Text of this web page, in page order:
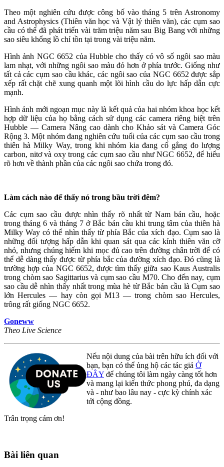
Theo một nghiên cứu được công bố vào tháng 5 trên Astronomy
and Astrophysics (Thiên văn học và Vật lý thiên văn), các cụm sao
cầu có thể đã phát triển vài trăm triệu năm sau Big Bang với những
sao siêu khổng lồ chỉ tồn tại trong vài triệu năm.
Hình ảnh NGC 6652 của Hubble cho thấy có vô số ngôi sao màu
lam nhạt, với những ngôi sao màu đỏ hơn ở phía trước. Giống như
tất cả các cụm sao cầu khác, các ngôi sao của NGC 6652 được sắp
xếp rất chặt chẽ xung quanh một lõi hình cầu do lực hấp dẫn cực
mạnh.
Hình ảnh mới ngoạn mục này là kết quả của hai nhóm khoa học kết
hợp dữ liệu của họ bằng cách sử dụng các camera riêng biệt trên
Hubble — Camera Nâng cao dành cho Khảo sát và Camera Góc
Rộng 3. Một nhóm đang nghiên cứu tuổi của các cụm sao cầu trong
thiên hà Milky Way, trong khi nhóm kia đang cố gắng đo lượng
carbon, nitơ và oxy trong các cụm sao cầu như NGC 6652, để hiểu
rõ hơn về thành phần của các ngôi sao chứa trong đó.
Làm cách nào để thấy nó trong bầu trời đêm?
Các cụm sao cầu được nhìn thấy rõ nhất từ Nam bán cầu, hoặc
trong tháng 6 và tháng 7 ở Bắc bán cầu khi trung tâm của thiên hà
Milky Way có thể nhìn thấy từ phía Bắc của xích đạo. Cụm sao là
những đối tượng hấp dẫn khi quan sát qua các kính thiên văn cỡ
nhỏ, nhưng chúng hiếm khi mọc đủ cao trên đường chân trời để có
thể dễ dàng thấy được từ phía bắc của đường xích đạo. Đó cũng là
trường hợp của NGC 6652, được tìm thấy giữa sao Kaus Australis
trong chòm sao Sagittarius và cụm sao cầu M70. Cho đến nay, cụm
sao cầu dễ nhìn thấy nhất trong mùa hè từ Bắc bán cầu là Cụm sao
lớn Hercules — hay còn gọi M13 — trong chòm sao Hercules,
trông rất giống NGC 6652.
Goneww
Theo Live Science
Nếu nội dung của bài trên hữu ích đối với
bạn, bạn có thể ủng hộ các tác giả Ở
ĐÂY để chúng tôi làm ngày càng tốt hơn
và mang lại kiến thức phong phú, đa dạng
và - như bao lâu nay - cực kỳ chính xác
tới cộng đồng.
Trân trọng cám ơn!
Bài liên quan